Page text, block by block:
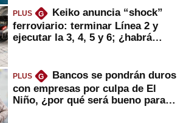
PLUS G
Keiko anuncia “shock”
ferroviario: terminar Línea 2 y
ejecutar la 3, 4, 5 y 6; ¿habrá
PLUS G
Bancos se pondrán duros
con empresas por culpa de El
Niño, ¿por qué será bueno para